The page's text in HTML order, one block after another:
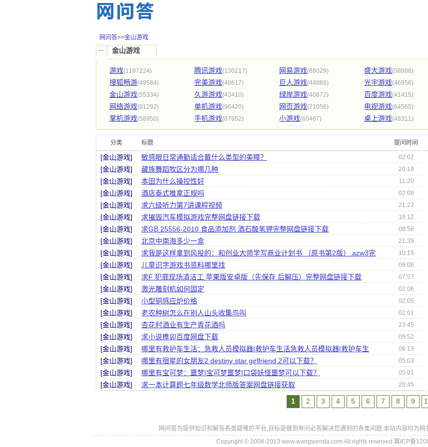
网问答>>金山游戏
金山游戏
游戏(1197224) 腾讯游戏(130217) 网易游戏(88029) 盛大游戏(58888)
搜狐畅游(49584) 完美游戏(48617) 巨人游戏(44889) 光宇游戏(46956)
金山游戏(55334) 久游游戏(43410) 绿岸游戏(40872) 百度游戏(41415)
网络游戏(81292) 单机游戏(96420) 网页游戏(71056) 电视游戏(64565)
掌机游戏(58950) 手机游戏(67952) 小游戏(60467) 桌上游戏(48311)
分类 标题 提问时间
[金山游戏] 敏感眼日常通勤适合戴什么类型的美瞳？ 02:02
[金山游戏] 藏族舞蹈牧区分为哪几种 20:19
[金山游戏] 本田为什么操控性好 11:20
[金山游戏] 酒店泰式推拿正规吗 02:08
[金山游戏] 求六级听力第7讲课程视频 21:22
[金山游戏] 求摧毁汽车模拟游戏完整网盘链接下载 18:12
[金山游戏] 求GB 25556-2010 食品添加剂 酒石酸氢钾完整网盘链接下载 08:58
[金山游戏] 北京中南海多少一盒 21:39
[金山游戏] 求我是这样拿到风投的：和创业大师学写商业计划书 （原书第2版）.azw3完 10:15
[金山游戏] 儿童识字游戏书资料哪里找 09:08
[金山游戏] 求F 犯罪现场清洁工 苹果版安卓版（先保存 后解压）完整网盘链接下载 07:57
[金山游戏] 激光雕刻机如何固定 02:06
[金山游戏] 小型铜感应炉价格 02:05
[金山游戏] 老农种树怎么在别人山头收集鸟叫 02:01
[金山游戏] 杏花村酒业有生产青花酒吗 23:45
[金山游戏] 求小说榫卯百度网盘下载 09:52
[金山游戏] 哪里有救护车生活：急救人员模拟器|救护车生活急救人员模拟器|救护车生 06:13
[金山游戏] 哪里有宿星的女朋友2 destiny star girlfriend 2可以下载？ 05:03
[金山游戏] 哪里有宝可梦：噩梦|宝可梦噩梦|口袋妖怪噩梦可以下载？ 05:01
[金山游戏] 求一本计算题七年级数学北师版答案网盘链接获取 20:45
1 2 3 4 5 6 7 8 9
网问答为提供知识和解答各类疑难的平台,目标是做到有问必答解决您遇到的各类问题.本站内容均为网
Copyright © 2008-2013 www.wangwenda.com All rights reserved.冀ICP备